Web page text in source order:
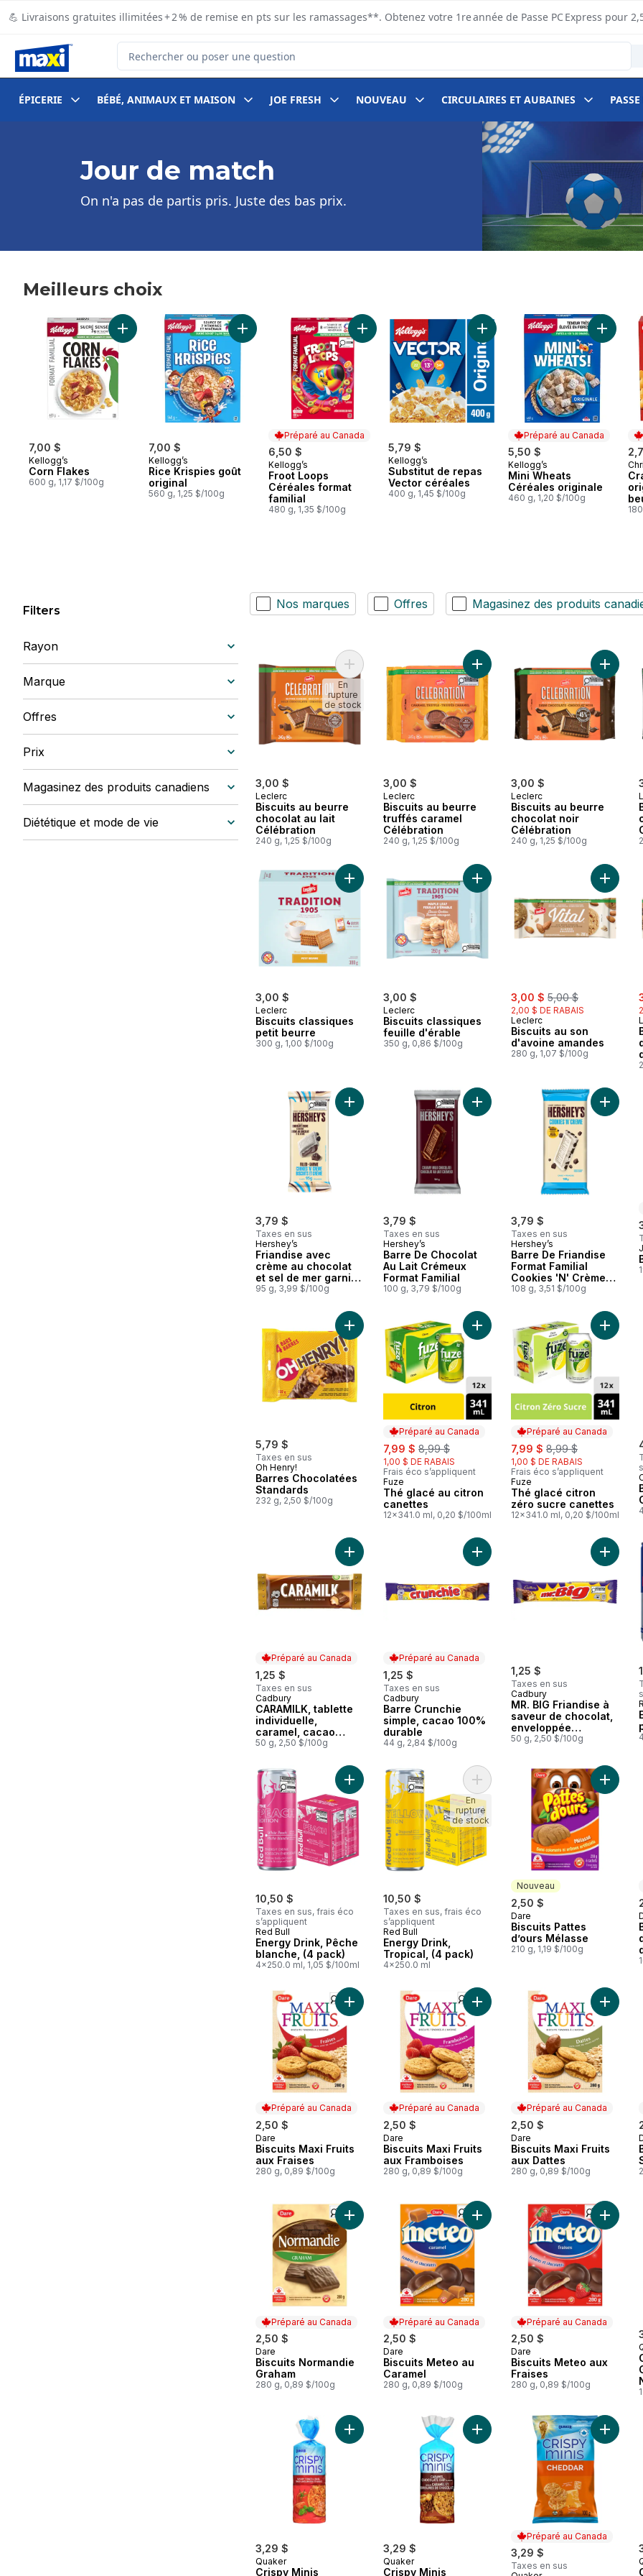
💪 Livraisons gratuites illimitées + 2 % de remise en pts sur les ramassages**. Obtenez votre 1re année de Passe PC Express pour
Rechercher des produits
ÉPICERIE BÉBÉ, ANIMAUX ET MAISON JOE FRESH NOUVEAU CIRCULAIRES ET AUBAINES
Jour de match
On n'a pas de partis pris. Juste des bas prix.
Meilleurs choix
sauter Meilleurs choix
7,00 $
Kellogg’s
Corn Flakes
600 g, 1,17 $/100g
Ajouter Corn Flakes au panier
7,00 $
Kellogg’s
Rice Krispies goût
original
560 g, 1,25 $/100g
Ajouter Rice Krispies goût original au panier
Préparé au Canada
6,50 $
Préparé au Canada
Kellogg’s
Froot Loops
Céréales format
familial
480 g, 1,35 $/100g
Ajouter Froot Loops Céréales format familial au panier
5,79 $
Kellogg’s
Substitut de repas
Vector céréales
400 g, 1,45 $/100g
Ajouter Substitut de repas Vector
Préparé au Canada
5,50 $
Préparé au Canada
Kellogg’s
Mini Wheats
Céréales originale
460 g, 1,20 $/100g
Ajouter
Filters
Rayon
Marque
Offres
Prix
Magasinez des produits canadiens
Diététique et mode de vie
Nos marques Offres Magasinez des produits
3,00 $
Leclerc
Biscuits au beurre
chocolat au lait
Célébration
240 g, 1,25 $/100g
Ajouter Biscuits au beurre chocolat au lait Célébration au
En
rupture
de stock
3,00 $
Leclerc
Biscuits au beurre
truffés caramel
Célébration
240 g, 1,25 $/100g
Ajouter Biscuits au beurre truffés
3,00 $
Leclerc
Biscuits au beurre
chocolat noir
Célébration
240 g, 1,25 $/100g
Ajouter
3,00 $
Leclerc
Biscuits classiques
petit beurre
300 g, 1,00 $/100g
Ajouter Biscuits classiques petit beurre au panier
3,00 $
Leclerc
Biscuits classiques
feuille d'érable
350 g, 0,86 $/100g
Ajouter Biscuits classiques feuille
sale:
3,00 $ , formerly:
5,00 $
2,00 $ DE RABAIS
Leclerc
Biscuits au son
d'avoine amandes
280 g, 1,07 $/100g
Ajouter
3,79 $
Taxes en sus
Hershey’s
Friandise avec
crème au chocolat
et sel de mer garnie
biscuits et crème
95 g, 3,99 $/100g
Ajouter Friandise avec crème au chocolat et sel de mer
3,79 $
Taxes en sus
Hershey’s
Barre De Chocolat
Au Lait Crémeux
Format Familial
100 g, 3,79 $/100g
Ajouter Barre De Chocolat Au Lait
3,79 $
Taxes en sus
Hershey’s
Barre De Friandise
Format Familial
Cookies 'N' Crème
De
108 g, 3,51 $/100g
Ajouter
5,79 $
Taxes en sus
Oh Henry!
Barres Chocolatées
Standards
232 g, 2,50 $/100g
Ajouter Barres Chocolatées Standards au panier
Préparé au Canada
sale:
7,99 $ , formerly:
8,99 $
1,00 $ DE RABAIS
Frais éco s’appliquent
Préparé au Canada
Fuze
Thé glacé au citron
canettes
12x341.0 ml, 0,20 $/100ml
Ajouter Thé glacé au citron
Préparé au Canada
sale:
7,99 $ , formerly:
8,99 $
1,00 $ DE RABAIS
Frais éco s’appliquent
Préparé au Canada
Fuze
Thé glacé citron
zéro sucre canettes
12x341.0 ml, 0,20 $/100ml
Ajouter
Préparé au Canada
1,25 $
Taxes en sus
Préparé au Canada
Cadbury
CARAMILK, tablette
individuelle,
caramel, cacao
100% durable
50 g, 2,50 $/100g
Ajouter CARAMILK, tablette individuelle, caramel, cacao 100%
Préparé au Canada
1,25 $
Taxes en sus
Préparé au Canada
Cadbury
Barre Crunchie
simple, cacao 100%
durable
44 g, 2,84 $/100g
Ajouter Barre Crunchie simple,
1,25 $
Taxes en sus
Cadbury
MR. BIG Friandise à
saveur de chocolat,
enveloppée
individuellement,
50 g, 2,50 $/100g
Ajouter
10,50 $
Taxes en sus, frais éco
s’appliquent
Red Bull
Energy Drink, Pêche
blanche, (4 pack)
4x250.0 ml, 1,05 $/100ml
Ajouter Energy Drink, Pêche blanche, (4 pack) au panier
10,50 $
Taxes en sus, frais éco
s’appliquent
Red Bull
Energy Drink,
Tropical, (4 pack)
4x250.0 ml
Ajouter Energy Drink, Tropical, (4
En
rupture
de stock
Nouveau
2,50 $
Nouveau
Dare
Biscuits Pattes
d’ours Mélasse
210 g, 1,19 $/100g
Ajouter
Préparé au Canada
2,50 $
Préparé au Canada
Dare
Biscuits Maxi Fruits
aux Fraises
280 g, 0,89 $/100g
Ajouter Biscuits Maxi Fruits aux Fraises au panier
Préparé au Canada
2,50 $
Préparé au Canada
Dare
Biscuits Maxi Fruits
aux Framboises
280 g, 0,89 $/100g
Ajouter Biscuits Maxi Fruits aux
Préparé au Canada
2,50 $
Préparé au Canada
Dare
Biscuits Maxi Fruits
aux Dattes
280 g, 0,89 $/100g
Ajouter
Préparé au Canada
2,50 $
Préparé au Canada
Dare
Biscuits Normandie
Graham
280 g, 0,89 $/100g
Ajouter Biscuits Normandie Graham au panier
Préparé au Canada
2,50 $
Préparé au Canada
Dare
Biscuits Meteo au
Caramel
280 g, 0,89 $/100g
Ajouter Biscuits Meteo au Caramel
Préparé au Canada
2,50 $
Préparé au Canada
Dare
Biscuits Meteo aux
Fraises
280 g, 0,89 $/100g
Ajouter
3,29 $
Quaker
Crispy Minis
Ajouter Crispy Minis Galettes de riz brun Saveur Tomate
3,29 $
Quaker
Crispy Minis
Ajouter Crispy Minis Galettes de
Préparé au Canada
3,29 $
Taxes en sus
Ajouter